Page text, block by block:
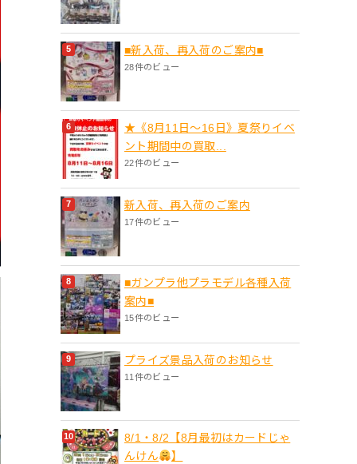
■新入荷、再入荷のご案内■
28件のビュー
★《8月11日～16日》夏祭りイベ
ント期間中の買取...
22件のビュー
新入荷、再入荷のご案内
17件のビュー
■ガンプラ他プラモデル各種入荷
案内■
15件のビュー
プライズ景品入荷のお知らせ
11件のビュー
8/1・8/2【8月最初はカードじゃ
んけん
】